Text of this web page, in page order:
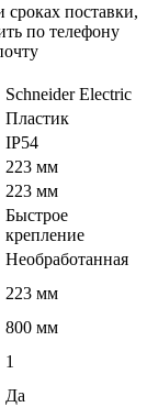
поставки,
по телефону
Schneider Electric
Пластик
IP54
223 мм
223 мм
Быстрое
крепление
Необработанная
223 мм
800 мм
1
Да